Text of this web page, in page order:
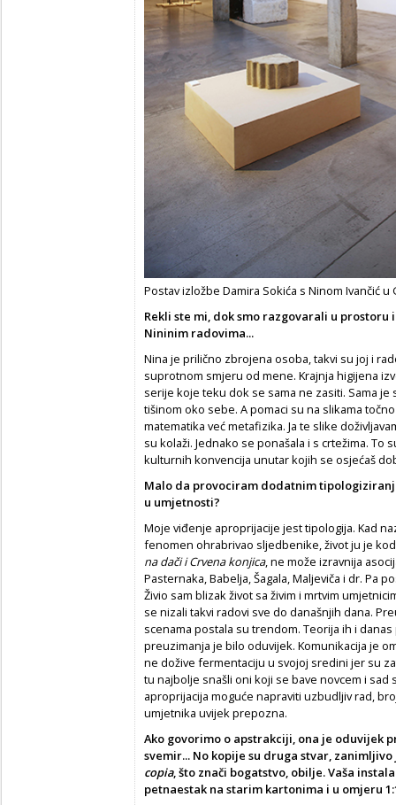
Postav izložbe Damira Sokića s Ninom Ivančić
Rekli ste mi, dok smo razgovarali u
Nininim radovima...
Nina je prilično zbrojena osoba, takvi su joj i
suprotnom smjeru od mene. Krajnja higijena
serije koje teku dok se sama ne zasiti. Sama
tišinom oko sebe. A pomaci su na slikama
matematika već metafizika. Ja te slike
su kolaži. Jednako se ponašala i s crtežima.
kulturnih konvencija unutar kojih se osjećaš
Malo da provociram dodatnim
u umjetnosti?
Moje viđenje aproprijacije jest tipologija. Kad
fenomen ohrabrivao sljedbenike, život ju je
na dači i Crvena konjica, ne može izravnija
Pasternaka, Babelja, Šagala, Maljeviča i dr. Pa
Živio sam blizak život sa živim i mrtvim
se nizali takvi radovi sve do današnjih dana.
scenama postala su trendom. Teorija ih i
preuzimanja je bilo oduvijek. Komunikacija je
ne dožive fermentaciju u svojoj sredini jer su
tu najbolje snašli oni koji se bave novcem i
aproprijacija moguće napraviti uzbudljiv rad,
umjetnika uvijek prepozna.
Ako govorimo o apstrakciji, ona je oduvijek
svemir... No kopije su druga stvar,
copia, što znači bogatstvo, obilje. Vaša
petnaestak na starim kartonima i u omjeru